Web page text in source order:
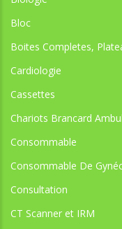
Bloc
Boites Completes,
Cardiologie
Cassettes
Chariots Brancard
Consommable
Consommable De
Consultation
CT Scanner et IRM